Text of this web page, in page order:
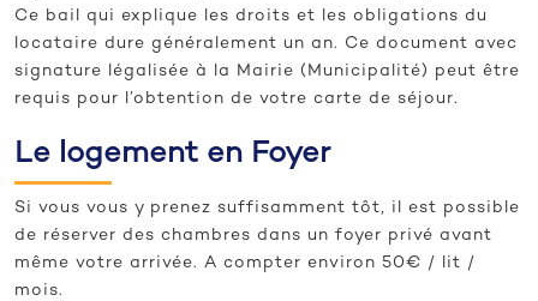
Ce bail qui explique les droits et les obligations du
locataire dure généralement un an. Ce document avec
signature légalisée à la Mairie (Municipalité) peut être
requis pour l’obtention de votre carte de séjour.
Le logement en Foyer
Si vous vous y prenez suffisamment tôt, il est possible
de réserver des chambres dans un foyer privé avant
même votre arrivée. A compter environ 50€ / lit /
mois.